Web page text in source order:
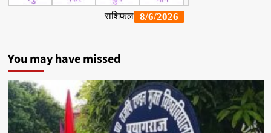
You may have missed